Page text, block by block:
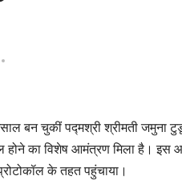
बन चुकीं पद्मश्री श्रीमती जमुना
होने का विशेष आमंत्रण मिला है। इस
के तहत पहुंचाया।